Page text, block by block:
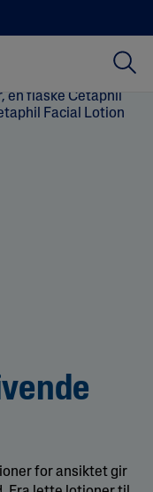
for ansiktet gir